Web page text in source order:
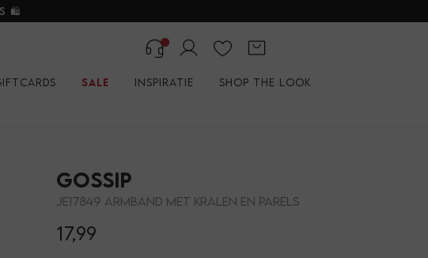
🛍️
Sale Inspiratie Shop the look
Gossip
JE17849 ARMBAND MET KRALEN EN PARELS
17,99